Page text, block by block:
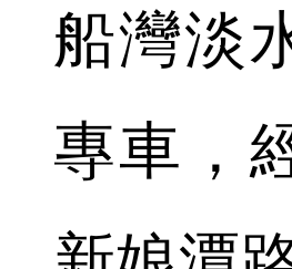
船灣淡
專車，